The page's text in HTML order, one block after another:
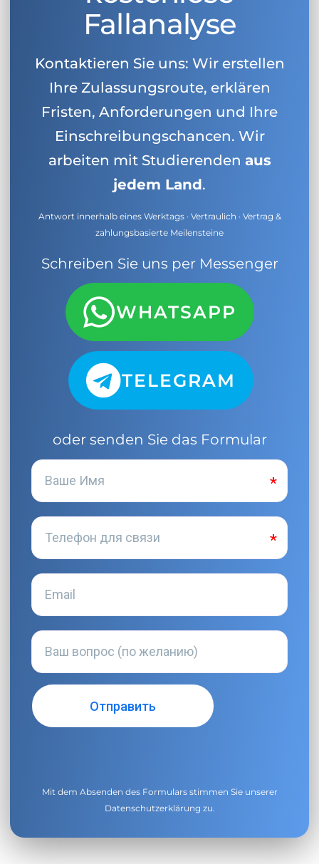
Fallanalyse
Kontaktieren Sie uns: Wir erstellen
Ihre Zulassungsroute, erklären
Fristen, Anforderungen und Ihre
Einschreibungschancen. Wir
arbeiten mit Studierenden aus
jedem Land.
Antwort innerhalb eines Werktags · Vertraulich · Vertrag &
zahlungsbasierte Meilensteine
Schreiben Sie uns per Messenger
WHATSAPP
TELEGRAM
oder senden Sie das Formular
Mit dem Absenden des Formulars stimmen Sie unserer
Datenschutzerklärung zu.